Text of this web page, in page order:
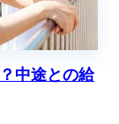
中途との給